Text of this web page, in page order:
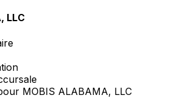
LLC
MOBIS ALABAMA, LLC